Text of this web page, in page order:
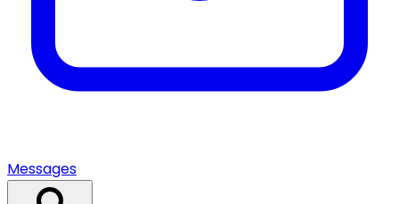
Messages